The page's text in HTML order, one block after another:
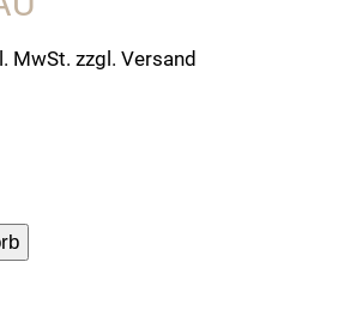
MwSt. zzgl. Versand